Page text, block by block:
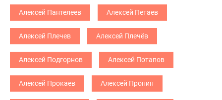
Алексей Пантелеев Алексей Петаев
Алексей Плечев Алексей Плечёв
Алексей Подгорнов Алексей Потапов
Алексей Прокаев Алексей Пронин